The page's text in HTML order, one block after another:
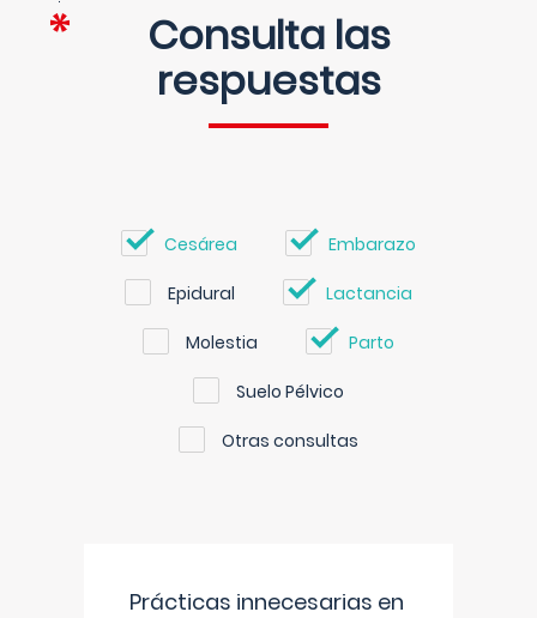
Consulta las
respuestas
Cesárea Embarazo
Epidural Lactancia
Molestia Parto
Suelo Pélvico
Otras consultas
Prácticas innecesarias en